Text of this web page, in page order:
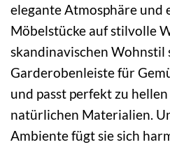
elegante Atmosphäre
Möbelstücke auf stilvolle
skandinavischen Wohnstil
Garderobenleiste für
und passt perfekt zu
natürlichen Materialien.
Ambiente fügt sie sich